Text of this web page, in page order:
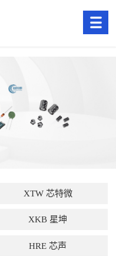
XTW 芯特微
XKB 星坤
HRE 芯声